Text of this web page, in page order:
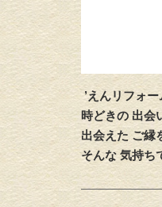
’えんリフォ
時どきの 出会
出会えた ご縁
そんな 気持ち